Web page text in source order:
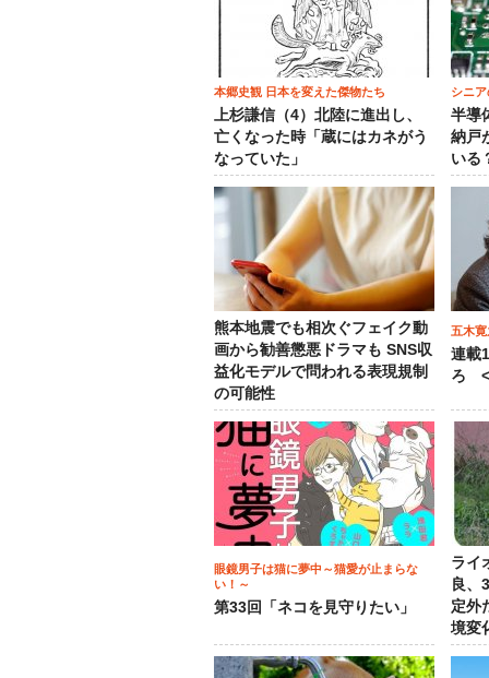
本郷史観 日本を変えた傑物たち
上杉謙信（4）北陸に進出し、
亡くなった時「蔵にはカネがう
なっていた」
シニ
半導
納戸
いる
熊本地震でも相次ぐフェイク動
画から勧善懲悪ドラマも SNS収
益化モデルで問われる表現規制
の可能性
五木
連載
ろ
眼鏡男子は猫に夢中～猫愛が止まらな
い！～
第33回「ネコを見守りたい」
ライ
良、
定外
境変